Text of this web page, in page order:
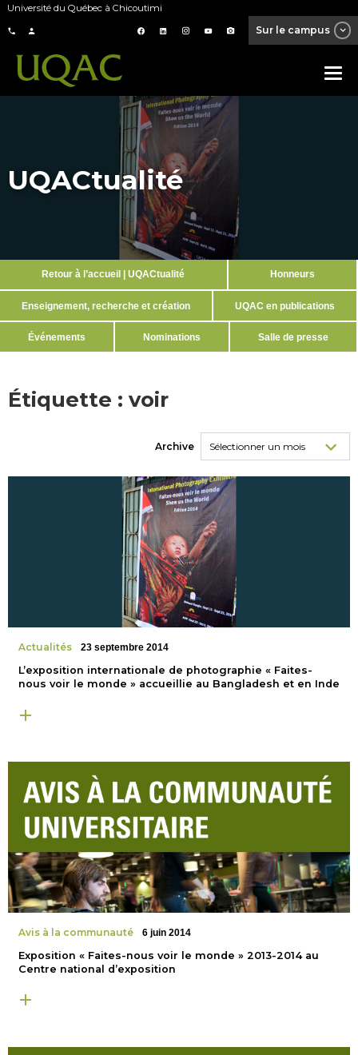
Université du Québec à Chicoutimi
Sur le campus
UQACtualité
Retour à l’accueil | UQACtualité Honneurs
Enseignement, recherche et création UQAC en publications
Événements Nominations Salle de presse
Étiquette : voir
Archive
Actualités 23 septembre 2014
L’exposition internationale de photographie « Faites-
nous voir le monde » accueillie au Bangladesh et en Inde
Avis à la communauté 6 juin 2014
Exposition « Faites-nous voir le monde » 2013-2014 au
Centre national d’exposition